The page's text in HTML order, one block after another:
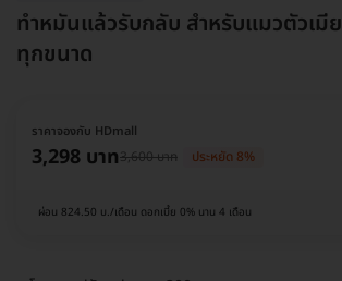
ทำหมันแล้วรับกลับ สำหรับแมวตัวเมีย
ทุกขนาด
ราคาจองกับ HDmall
3,298 บาท3,600 บาท ประหยัด 8%
ผ่อน 824.50 บ./เดือน ดอกเบี้ย 0% นาน 4 เดือน